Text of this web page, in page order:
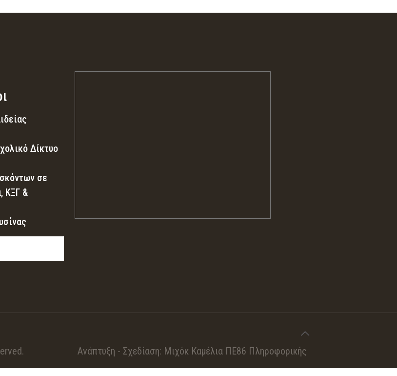
Δίκτυο
σε
ΚΞΓ &
reserved. Ανάπτυξη - Σχεδίαση: Μιχόκ Καμέλια ΠΕ86 Πληροφορικής